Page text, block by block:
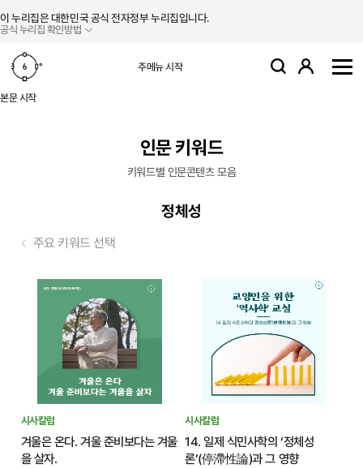
이 누리집은 대한민국 공식 전자정부 누리집입니다.
공식 누리집 확인방법
주메뉴 시작 검색 로그인
본문 시작
인문 키워드
키워드별 인문콘텐츠 모음
주요 키워드 선택
정체성
시사칼럼
겨울은 온다. 겨울 준비보다는 겨울
을 살자.
시사칼럼
14. 일제 식민사학의 ‘정체성
론’(停滯性論)과 그 영향